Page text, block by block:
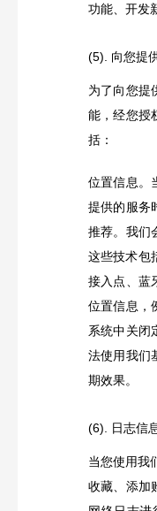
功能、开发
(5). 向您提
为了向您提
能，经您授
括：
位置信息。
提供的服务
推荐。我们
这些技术包
接入点、蓝
位置信息，
系统中关闭
法使用我们
期效果。
(6). 日志信
当您使用我
收藏、添加